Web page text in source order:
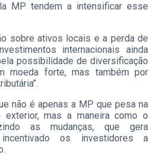
MP tendem a intensificar esse
sobre ativos locais e a perda de
internacionais ainda
possibilidade de diversificação
moeda forte, mas também por
não é apenas a MP que pesa na
mas a maneira como o
as mudanças, que gera
os investidores a